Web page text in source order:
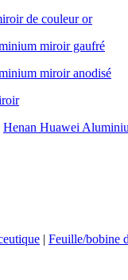
de couleur or
miroir gaufré
miroir anodisé
Henan Huawei
| Feuille/bobine